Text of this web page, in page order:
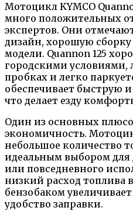
Мотоцикл KYMCO
много положительных
экспертов. Они
дизайн, хорошую
модели. Quannon 125
городскими условиями,
пробках и легко
обеспечивает быструю
что делает езду
Один из основных
экономичность.
небольшое количество
идеальным выбором для
или повседневного
низкий расход топлива
бензобаком
удобство заправки.